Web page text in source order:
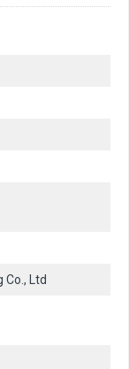
Co., Ltd